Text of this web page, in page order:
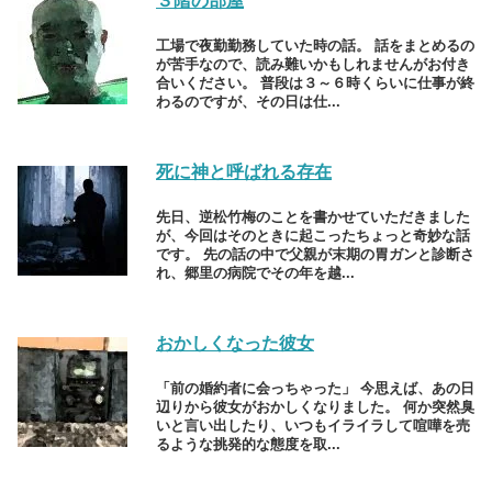
工場で夜勤勤務していた時の話。 話をまとめるの
が苦手なので、読み難いかもしれませんがお付き
合いください。 普段は３～６時くらいに仕事が終
わるのですが、その日は仕...
死に神と呼ばれる存在
先日、逆松竹梅のことを書かせていただきました
が、今回はそのときに起こったちょっと奇妙な話
です。 先の話の中で父親が末期の胃ガンと診断さ
れ、郷里の病院でその年を越...
おかしくなった彼女
「前の婚約者に会っちゃった」 今思えば、あの日
辺りから彼女がおかしくなりました。 何か突然臭
いと言い出したり、いつもイライラして喧嘩を売
るような挑発的な態度を取...